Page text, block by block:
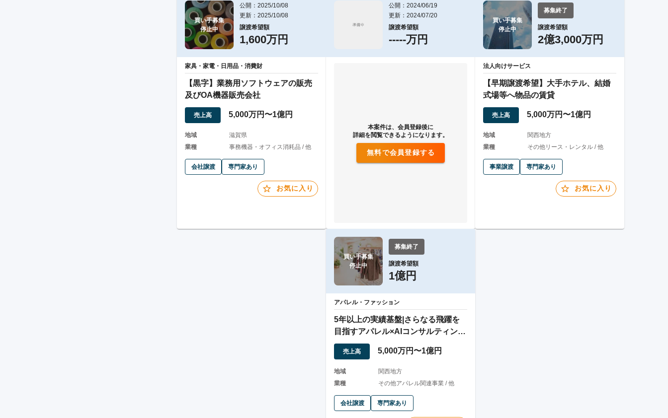
買い手募集
停止中
公開：2025/10/08
更新：2025/10/08
譲渡希望額
1,600万円
家具・家電・日用品・消費財
【黒字】業務用ソフトウェアの販売
及びOA機器販売会社
売上高 5,000万円〜1億円
地域
滋賀県
業種
事務機器・オフィス消耗品 / 他
会社譲渡 専門家あり
お気に入り
公開：2024/06/19
更新：2024/07/20
譲渡希望額
-----万円
本案件は、会員登録後に
詳細を閲覧できるようになります。
無料で会員登録する
買い手募集
停止中
募集終了
譲渡希望額
2億3,000万円
法人向けサービス
【早期譲渡希望】大手ホテル、結婚
式場等へ物品の賃貸
売上高 5,000万円〜1億円
地域
関西地方
業種
その他リース・レンタル / 他
事業譲渡 専門家あり
お気に入り
買い手募集
停止中
募集終了
譲渡希望額
1億円
アパレル・ファッション
5年以上の実績基盤|さらなる飛躍を
目指すアパレル×AIコンサルティング
企業
売上高 5,000万円〜1億円
地域
関西地方
業種
その他アパレル関連事業 / 他
会社譲渡 専門家あり